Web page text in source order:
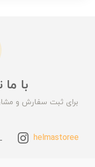
با
برای ثبت سفارش و
helmastoree